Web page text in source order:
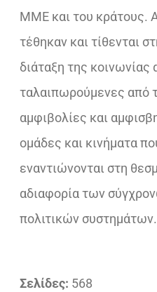
ΜΜΕ και του κράτους.
τέθηκαν και τίθενται
διάταξη της κοινωνίας
ταλαιπωρούμενες από
αμφιβολίες και
ομάδες και κινήματα
εναντιώνονται στη
αδιαφορία των
πολιτικών συστημάτων.
Σελίδες: 568